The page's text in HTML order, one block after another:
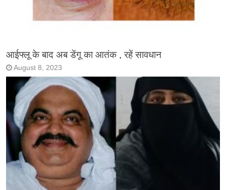
आईफ्लू के बाद अब डेंगू का आतंक , रहें सावधान
August 8, 2023